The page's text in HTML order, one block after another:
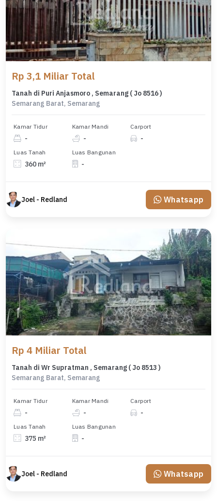
Rp 3,1 Miliar Total
Tanah di Puri Anjasmoro , Semarang ( Jo 8516 )
Semarang Barat, Semarang
Kamar Tidur
-
Kamar Mandi
-
Carport
-
Luas Tanah
360 m²
Luas Bangunan
-
Joel - Redland Whatsapp
Rp 4 Miliar Total
Tanah di Wr Supratman , Semarang ( Jo 8513 )
Semarang Barat, Semarang
Kamar Tidur
-
Kamar Mandi
-
Carport
-
Luas Tanah
375 m²
Luas Bangunan
-
Joel - Redland Whatsapp